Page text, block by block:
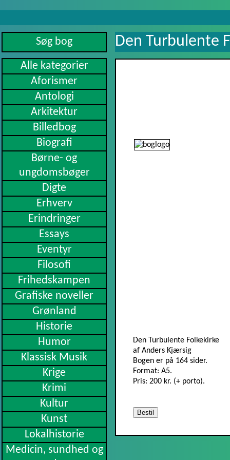
Alle kategorier
Aforismer
Antologi
Arkitektur
Billedbog
Biografi
Børne- og
ungdomsbøger
Digte
Erhverv
Erindringer
Essays
Eventyr
Filosofi
Frihedskampen
Grafiske noveller
Grønland
Historie
Humor
Klassisk Musik
Krige
Krimi
Kultur
Kunst
Lokalhistorie
Medicin, sundhed og
Den Turbulente
Den Turbulente Folkekirke
af Anders Kjærsig
Bogen er på 164 sider.
Format: A5.
Pris: 200 kr. (+ porto).
Bestil